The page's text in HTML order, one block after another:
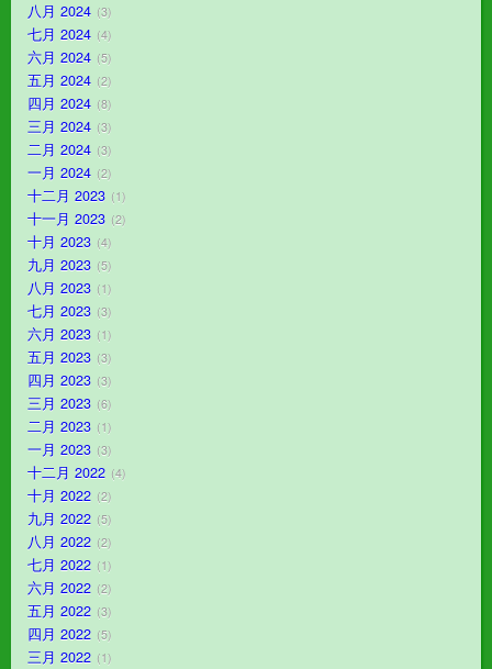
八月 2024 3
七月 2024 4
六月 2024 5
五月 2024 2
四月 2024 8
三月 2024 3
二月 2024 3
一月 2024 2
十二月 2023 1
十一月 2023 2
十月 2023 4
九月 2023 5
八月 2023 1
七月 2023 3
六月 2023 1
五月 2023 3
四月 2023 3
三月 2023 6
二月 2023 1
一月 2023 3
十二月 2022 4
十月 2022 2
九月 2022 5
八月 2022 2
七月 2022 1
六月 2022 2
五月 2022 3
四月 2022 5
三月 2022 1